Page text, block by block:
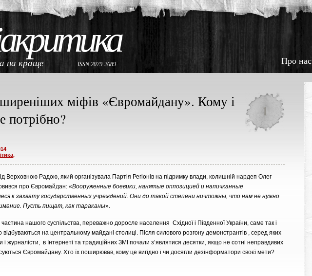
на краще ISSN 2079-2689 Про нас
міфів «Євромайдану». Кому і
потрібно?
.
1
Верховною Радою, який організувала Партія Регіонів на підримку влади, колишній нардеп Олег
про Євромайдан: «Вооруженные боевики, нанятые оппозицией и напичканные
к захвату государственных учреждений. Они до такой степени ничтожны, что нам не нужно
Пусть пищат, как тараканы».
нашого суспільства, переважно доросле населення Східної і Південної України, саме так і
на центральному майдані столиці. Після силового розгону демонстрантів , серед яких
журналісти, в Інтернеті та традиційних ЗМІ почали з’являтися десятки, якщо не сотні неправдивих
Євромайдану. Хто їх поширював, кому це вигідно і чи досягли дезінформатори своєї мети?